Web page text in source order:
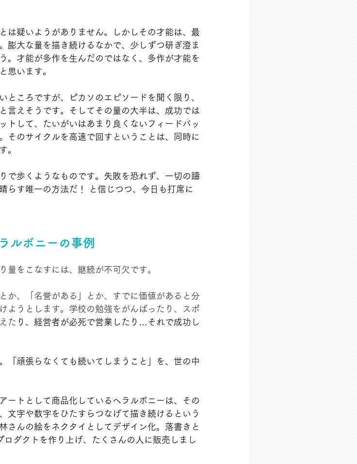
は疑いようがありません。しかしその才能は、最
膨大な量を描き続けるなかで、少しずつ研ぎ澄ま
。才能が多作を生んだのではなく、多作が才能を
思います。
ところですが、ピカソのエピソードを聞く限り、
言えそうです。そしてその量の大半は、成功では
トして、たいがいはあまり良くないフィードバッ
そのサイクルを高速で回すということは、同時に
。
で歩くようなものです。失敗を恐れず、一切の躊
らす唯一の方法だ！ と信じつつ、今日も打席に
ルボニーの事例
量をこなすには、継続が不可欠です。
か、「名誉がある」とか、すでに価値があると分
ようとします。学校の勉強をがんばったり、スポ
た り、経営者が必死で営業したり…それで成功し
「頑張らなくても続いてしまうこと」を、世の中
ートとして商品化しているヘラルボニーは、その
文字や数字をひたすらつなげて描き続けるという
さんの絵をネクタイとしてデザイン化。落書きと
ダクトを作り上げ、たくさんの人に販売しまし